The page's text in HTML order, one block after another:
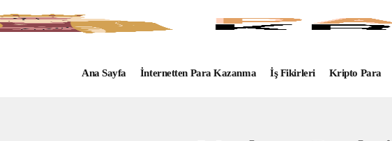
Ana Sayfa İnternetten Para Kazanma İş Fikirleri Kripto Para